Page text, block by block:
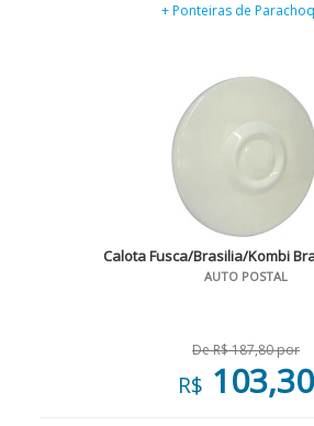
+ Ponteiras de
Calota Fusca/Brasilia/Kombi
AUTO POSTAL
De R$ 187,80 por
R$ 103,30